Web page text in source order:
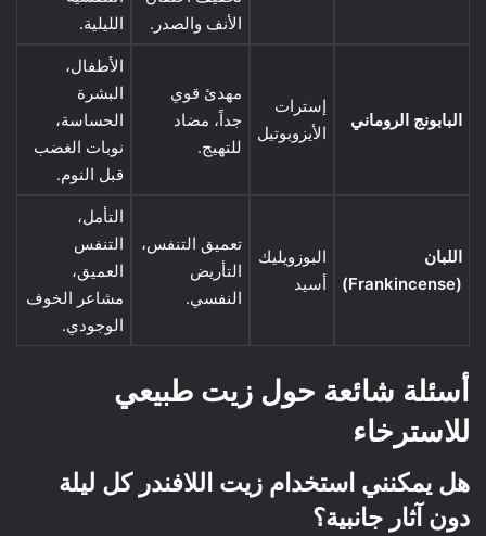
الأنف والصدر.
الليلية.
البابونج الروماني
إسترات
الأيزوبوتيل
مهدئ قوي
جداً، مضاد
للتهيج.
الأطفال،
البشرة
الحساسة،
نوبات الغضب
قبل النوم.
اللبان
(Frankincense)
البوزويليك
أسيد
تعميق التنفس،
التأريض
النفسي.
التأمل،
التنفس
العميق،
مشاعر الخوف
الوجودي.
أسئلة شائعة حول زيت طبيعي
للاسترخاء
هل يمكنني استخدام زيت اللافندر كل ليلة
دون آثار جانبية؟